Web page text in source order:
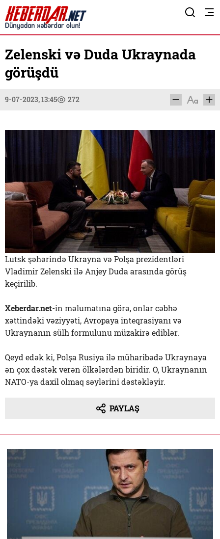
Zelenski və Duda Ukraynada
görüşdü
9-07-2023, 13:45 272
Lutsk şəhərində Ukrayna və Polşa prezidentləri
Vladimir Zelenski ilə Anjey Duda arasında görüş
keçirilib.
Xeberdar.net-in məlumatına görə, onlar cəbhə
xəttindəki vəziyyəti, Avropaya inteqrasiyanı və
Ukraynanın sülh formulunu müzakirə ediblər.
Qeyd edək ki, Polşa Rusiya ilə müharibədə Ukraynaya
ən çox dəstək verən ölkələrdən biridir. O, Ukraynanın
NATO-ya daxil olmaq səylərini dəstəkləyir.
PAYLAŞ